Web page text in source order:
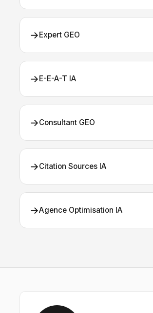
→Expert GEO
→E-E-A-T IA
→Consultant GEO
→Citation Sources IA
→Agence Optimisation IA